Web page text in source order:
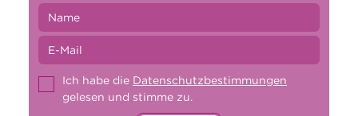
Ich habe die Datenschutzbestimmungen
gelesen und stimme zu.